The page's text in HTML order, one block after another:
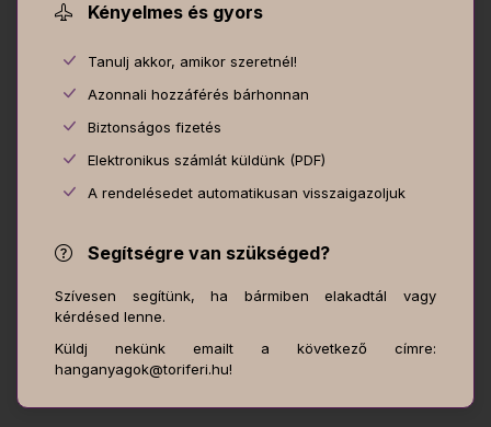
Kényelmes és gyors
Tanulj akkor, amikor szeretnél!
Azonnali hozzáférés bárhonnan
Biztonságos fizetés
Elektronikus számlát küldünk (PDF)
A rendelésedet automatikusan visszaigazoljuk
Segítségre van szükséged?
Szívesen segítünk, ha bármiben elakadtál vagy
kérdésed lenne.
Küldj nekünk emailt a következő címre:
hanganyagok@toriferi.hu!